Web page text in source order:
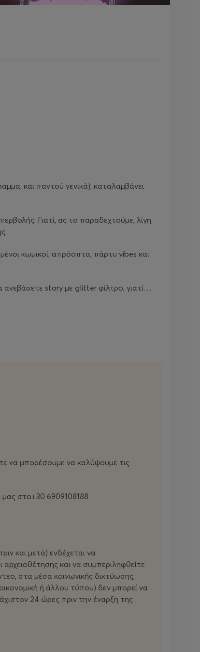
και παντού γενικά), καταλαμβάνει
Γιατί, ας το παραδεχτούμε, λίγη
κωμικοί, απρόοπτα, πάρτυ vibes και
story με glitter φίλτρο, γιατί…
να μπορέσουμε να καλύψουμε τις
μας στο+30 6909108188
και μετά) ενδέχεται να
και να συμπεριληφθείτε
στα μέσα κοινωνικής δικτύωσης,
ή άλλου τύπου) δεν μπορεί να
24 ώρες πριν την έναρξη της